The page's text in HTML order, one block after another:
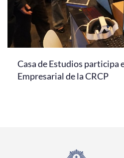
Casa de Estudios participa
Empresarial de la CRCP